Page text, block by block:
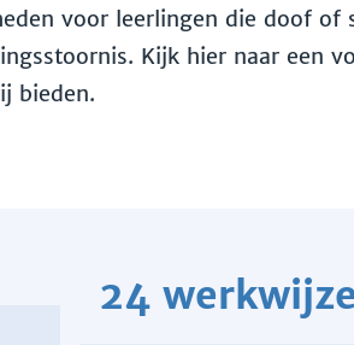
voor leerlingen die doof of
Kijk hier naar een
bieden.
24